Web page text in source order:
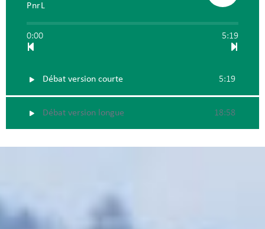
PnrL
0:00 5:19
Débat version courte 5:19
Débat version longue 18:58